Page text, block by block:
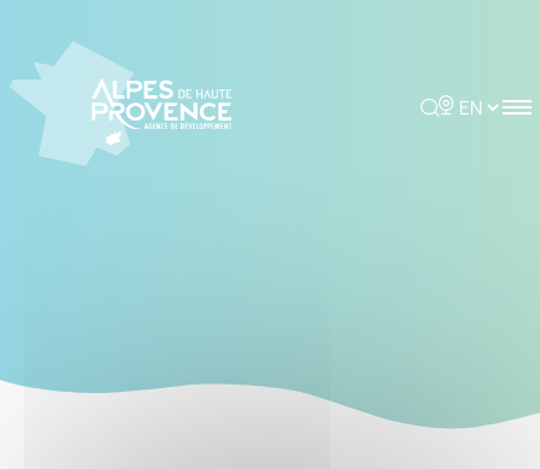
Rechercher
Choisir la